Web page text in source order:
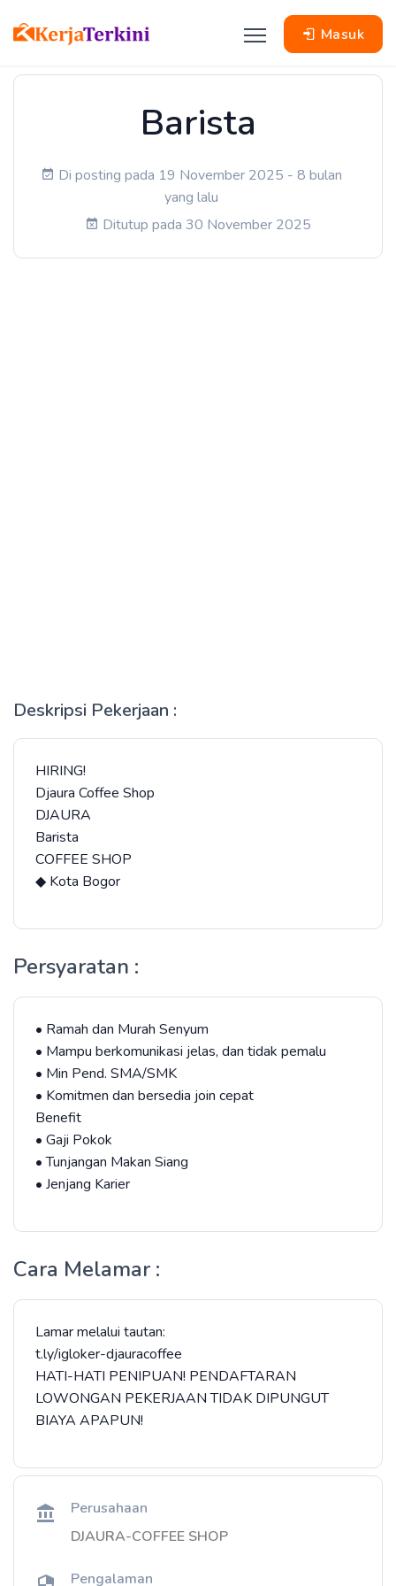
Masuk
Barista
Di posting pada 19 November 2025 - 8 bulan
yang lalu
Ditutup pada 30 November 2025
Deskripsi Pekerjaan :
HIRING!
Djaura Coffee Shop
DJAURA
Barista
COFFEE SHOP
◆ Kota Bogor
Persyaratan :
• Ramah dan Murah Senyum
• Mampu berkomunikasi jelas, dan tidak pemalu
• Min Pend. SMA/SMK
• Komitmen dan bersedia join cepat
Benefit
• Gaji Pokok
• Tunjangan Makan Siang
• Jenjang Karier
Cara Melamar :
Lamar melalui tautan:
t.ly/igloker-djauracoffee
HATI-HATI PENIPUAN! PENDAFTARAN
LOWONGAN PEKERJAAN TIDAK DIPUNGUT
BIAYA APAPUN!
Perusahaan
DJAURA-COFFEE SHOP
Pengalaman